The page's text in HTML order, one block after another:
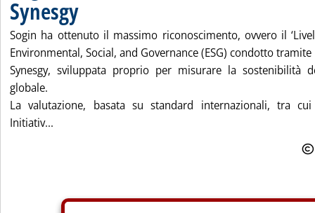
Synesgy
Sogin ha ottenuto il massimo riconoscimento, ovvero il
Environmental, Social, and Governance (ESG) condotto
Synesgy, sviluppata proprio per misurare la sostenibilità
globale.
La valutazione, basata su standard internazionali, tra
Initiativ...